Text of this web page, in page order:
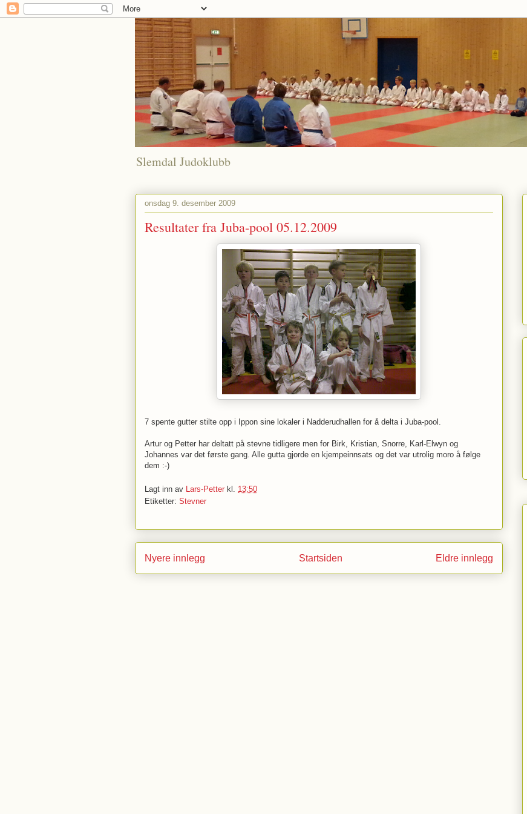
Slemdal Judoklubb
onsdag 9. desember 2009
Resultater fra Juba-pool 05.12.2009
7 spente gutter stilte opp i Ippon sine lokaler i Nadderudhallen for å delta i Juba-pool.
Artur og Petter har deltatt på stevne tidligere men for Birk, Kristian, Snorre, Karl-Elwyn og
Johannes var det første gang. Alle gutta gjorde en kjempeinnsats og det var utrolig moro å følge
dem :-)
Lagt inn av Lars-Petter kl. 13:50
Etiketter: Stevner
Nyere innlegg Eldre innlegg
Startsiden